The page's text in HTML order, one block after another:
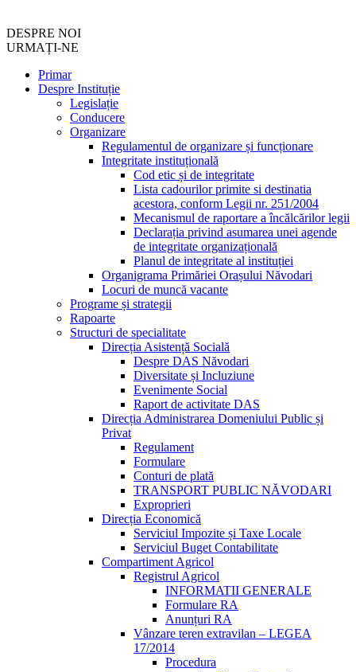
DESPRE NOI
URMAȚI-NE
Primar
Despre Instituție
Legislație
Conducere
Organizare
Regulamentul de organizare și funcționare
Integritate instituțională
Cod etic și de integritate
Lista cadourilor primite si destinatia
acestora, conform Legii nr. 251/2004
Mecanismul de raportare a încălcărilor legii
Declarația privind asumarea unei agende
de integritate organizațională
Planul de integritate al instituției
Organigrama Primăriei Orașului Năvodari
Locuri de muncă vacante
Programe și strategii
Rapoarte
Structuri de specialitate
Direcția Asistență Socială
Despre DAS Năvodari
Diversitate și Incluziune
Evenimente Social
Raport de activitate DAS
Direcția Administrarea Domeniului Public și
Privat
Regulament
Formulare
Conturi de plată
TRANSPORT PUBLIC NĂVODARI
Exproprieri
Direcția Economică
Serviciul Impozite și Taxe Locale
Serviciul Buget Contabilitate
Compartiment Agricol
Registrul Agricol
INFORMATII GENERALE
Formulare RA
Anunțuri RA
Vânzare teren extravilan – LEGEA
17/2014
Procedura